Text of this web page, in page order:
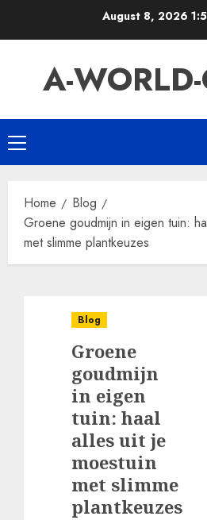
August 8, 2026
A-
Primary
Menu
Home
Blog
Groene goudmijn in eigen tuin:
met slimme plantkeuzes
Blog
Groene
goudmijn
in eigen
tuin: haal
alles uit je
moestuin
met slimme
plantkeuzes